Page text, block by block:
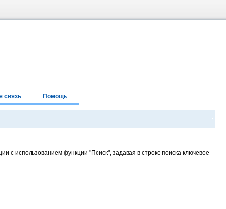
связь Помощь
с использованием функции "Поиск", задавая в строке поиска ключевое